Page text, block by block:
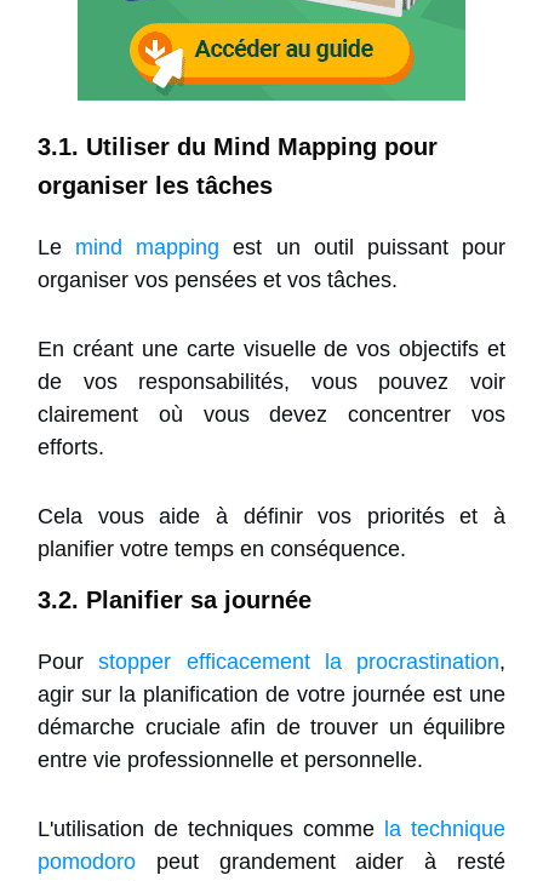
3.1. Utiliser du Mind Mapping pour
organiser les tâches
Le mind mapping est un outil puissant pour
organiser vos pensées et vos tâches.
En créant une carte visuelle de vos objectifs et
de vos responsabilités, vous pouvez voir
clairement où vous devez concentrer vos
efforts.
Cela vous aide à définir vos priorités et à
planifier votre temps en conséquence.
3.2. Planifier sa journée
Pourstopper efficacement la procrastination,
agir sur la planification de votre journée est une
démarche cruciale afin de trouver un équilibre
entre vie professionnelle et personnelle.
L'utilisation de techniques comme la technique
pomodoro peut grandement aider à resté